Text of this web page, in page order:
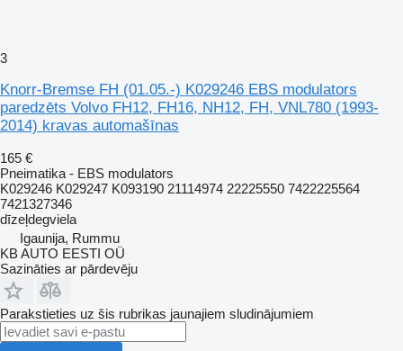
3
Knorr-Bremse FH (01.05.-) K029246 EBS modulators
paredzēts Volvo FH12, FH16, NH12, FH, VNL780 (1993-
2014) kravas automašīnas
165 €
Pneimatika - EBS modulators
K029246 K029247 K093190 21114974 22225550 7422225564
7421327346
dīzeļdegviela
Igaunija, Rummu
KB AUTO EESTI OÜ
Sazināties ar pārdevēju
Parakstieties uz šis rubrikas jaunajiem sludinājumiem